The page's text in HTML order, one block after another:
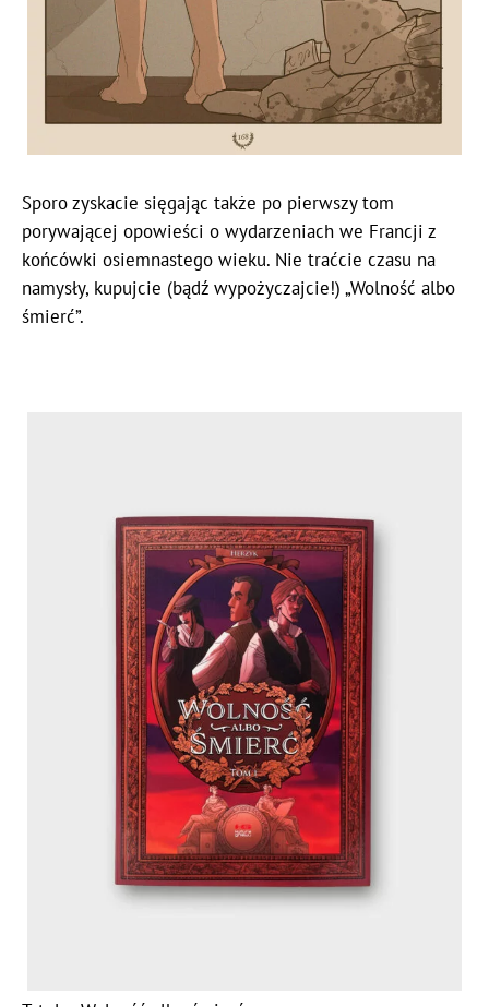
Sporo zyskacie sięgając także po pierwszy tom
porywającej opowieści o wydarzeniach we Francji z
końcówki osiemnastego wieku. Nie traćcie czasu na
namysły, kupujcie (bądź wypożyczajcie!) „Wolność albo
śmierć”.